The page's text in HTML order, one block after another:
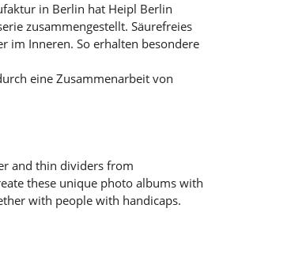
in Berlin hat Heipl Berlin
zusammengestellt. Säurefreies
im Inneren. So erhalten besondere
eine Zusammenarbeit von
and thin dividers from
these unique photo albums with
with people with handicaps.